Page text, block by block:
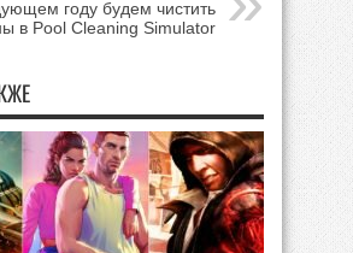
году будем чистить
в Pool Cleaning Simulator